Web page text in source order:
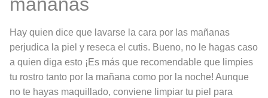
mañanas
Hay quien dice que lavarse la cara por las mañanas
perjudica la piel y reseca el cutis. Bueno, no le hagas caso
a quien diga esto ¡Es más que recomendable que limpies
tu rostro tanto por la mañana como por la noche! Aunque
no te hayas maquillado, conviene limpiar tu piel para